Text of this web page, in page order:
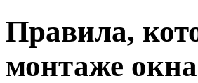
Правила,
монтаже окна